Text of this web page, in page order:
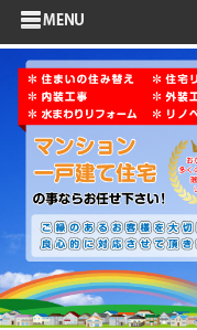
サイドメニュー
お客様の声
水まわりリフォーム
ポイントリフォーム
よくある質問
HOME
検索